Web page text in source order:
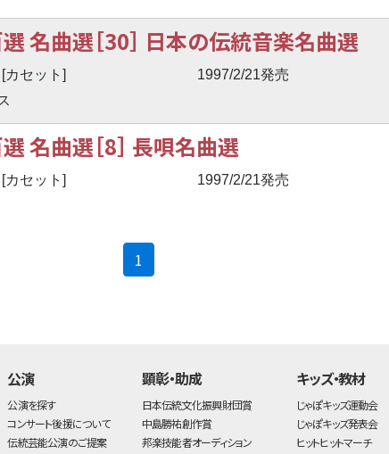
名曲選［30］ 日本の伝統音楽名曲選
カセット] 1997/2/21発売
名曲選［8］ 長唄名曲選
カセット] 1997/2/21発売
1
公演
公演を探す
コンサート後援について
伝統芸能公演のご提案
顕彰・助成
日本伝統文化振興財団賞
中島勝祐創作賞
邦楽技能者オーディション
キッズ・教材
じゃぽキッズ運動会
じゃぽキッズ発表会
ヒットヒットマーチ